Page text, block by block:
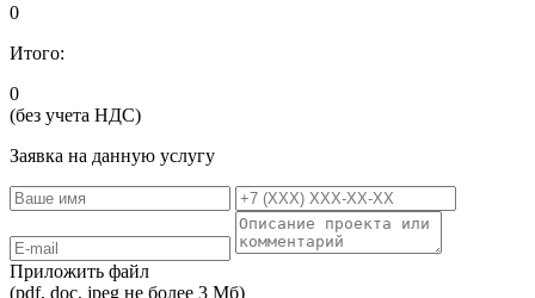
0
Итого:
0
(без учета НДС)
Заявка на данную услугу
Приложить файл
(pdf, doc, jpeg не более 3 Мб)